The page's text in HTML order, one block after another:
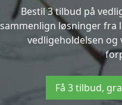
Bestil 3 tilbud på
sammenlign løsninger fra
vedligeholdelsen
Få 3 tilbud,